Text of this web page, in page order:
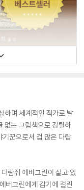
하며 세계적인 작가로 발
없는 그림책으로 강렬하
꾼으로서 겁 많은 다람
람쥐 에버그린이 살고 있
버그린에게 감기에 걸린